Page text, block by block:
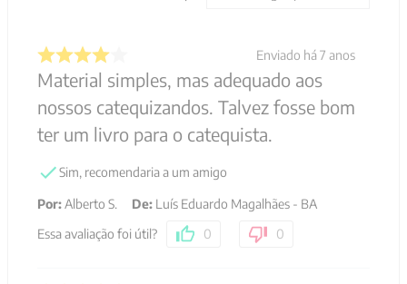
Enviado há 7 anos
Material simples, mas adequado aos
nossos catequizandos. Talvez fosse bom
ter um livro para o catequista.
Sim, recomendaria a um amigo
Por:Alberto S. De: Luís Eduardo Magalhães - BA
Essa avaliação foi útil?
0 0